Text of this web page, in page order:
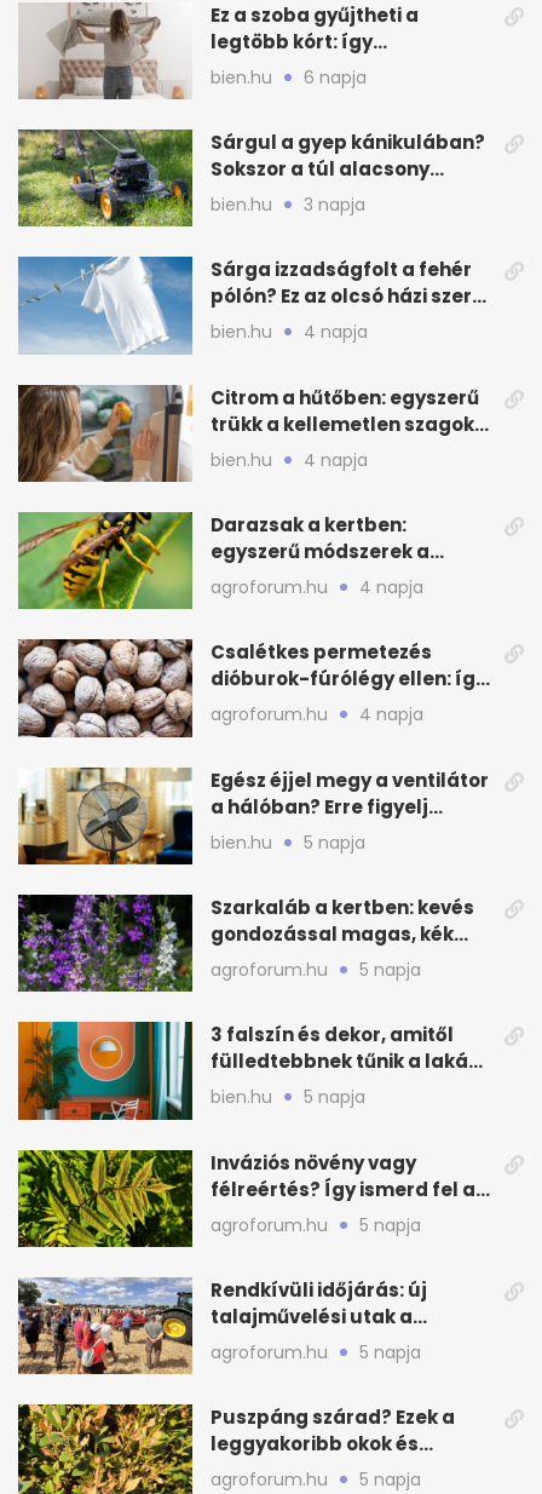
Ez a szoba gyűjtheti a
legtöbb kórt: így
mélytisztítsd otthon
bien.hu 6 napja
Sárgul a gyep kánikulában?
Sokszor a túl alacsony
fűnyírás a gond
bien.hu 3 napja
Sárga izzadságfolt a fehér
pólón? Ez az olcsó házi szer
beválhat
bien.hu 4 napja
Citrom a hűtőben: egyszerű
trükk a kellemetlen szagok
ellen
bien.hu 4 napja
Darazsak a kertben:
egyszerű módszerek a
távoltartásukra nyáron
agroforum.hu 4 napja
Csalétkes permetezés
dióburok-fúrólégy ellen: így
csináld a kertben
agroforum.hu 4 napja
Egész éjjel megy a ventilátor
a hálóban? Erre figyelj
alvásnál nyáron
bien.hu 5 napja
Szarkaláb a kertben: kevés
gondozással magas, kék
virágfalat ad
agroforum.hu 5 napja
3 falszín és dekor, amitől
fülledtebbnek tűnik a lakás
nyáron
bien.hu 5 napja
Inváziós növény vagy
félreértés? Így ismerd fel a
valódi kockázatot
agroforum.hu 5 napja
Rendkívüli időjárás: új
talajművelési utak a
gazdáknak
agroforum.hu 5 napja
Puszpáng szárad? Ezek a
leggyakoribb okok és
teendők
agroforum.hu 5 napja